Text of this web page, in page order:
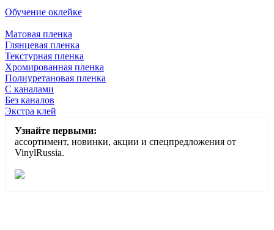
Обучение оклейке
Матовая пленка
Глянцевая пленка
Текстурная пленка
Хромированная пленка
Полиуретановая пленка
С каналами
Без каналов
Экстра клей
Узнайте первыми:
ассортимент, новинки, акции и спецпредложения от
VinylRussia.